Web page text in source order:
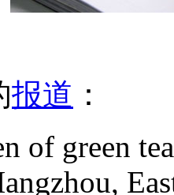
报道 ：
of green